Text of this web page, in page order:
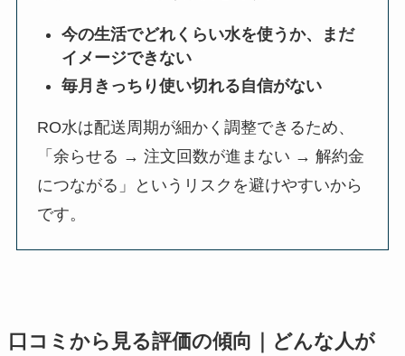
今の生活でどれくらい水を使うか、まだ
イメージできない
毎月きっちり使い切れる自信がない
RO水は配送周期が細かく調整できるため、
「余らせる → 注文回数が進まない → 解約金
につながる」というリスクを避けやすいから
です。
口コミから見る評価の傾向｜どんな人が